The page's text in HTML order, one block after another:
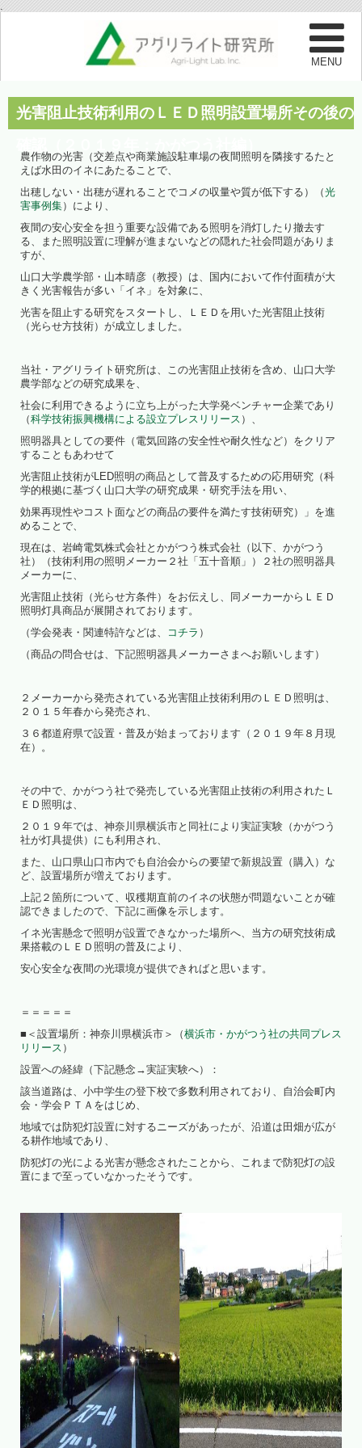
.
光害阻止技術利用のＬＥＤ照明設置場所その後の
農作物の光害（交差点や商業施設駐車場の夜間照明を隣接するたと
えば水田のイネにあたることで、
出穂しない・出穂が遅れることでコメの収量や質が低下する）（光
害事例集）により、
夜間の安心安全を担う重要な設備である照明を消灯したり撤去す
る、また照明設置に理解が進まないなどの隠れた社会問題がありま
すが、
山口大学農学部・山本晴彦（教授）は、国内において作付面積が大
きく光害報告が多い「イネ」を対象に、
光害を阻止する研究をスタートし、ＬＥＤを用いた光害阻止技術
（光らせ方技術）が成立しました。
当社・アグリライト研究所は、この光害阻止技術を含め、山口大学
農学部などの研究成果を、
社会に利用できるように立ち上がった大学発ベンチャー企業であり
（科学技術振興機構による設立プレスリリース ）、
照明器具としての要件（電気回路の安全性や耐久性など）をクリア
することもあわせて
光害阻止技術がLED照明の商品として普及するための応用研究（科
学的根拠に基づく山口大学の研究成果・研究手法を用い、
効果再現性やコスト面などの商品の要件を満たす技術研究）」を進
めることで、
現在は、岩崎電気株式会社とかがつう株式会社（以下、かがつう
社）（技術利用の照明メーカー２社「五十音順」）２社の照明器具
メーカーに、
光害阻止技術（光らせ方条件）をお伝えし、同メーカーからＬＥＤ
照明灯具商品が展開されております。
（学会発表・関連特許などは、
コチラ ）
（商品の問合せは、下記照明器具メーカーさまへお願いします）
２メーカーから発売されている光害阻止技術利用のＬＥＤ照明は、
２０１５年春から発売され、
３６都道府県で設置・普及が始まっております（２０１９年８月現
在）。
その中で、かがつう社で発売している光害阻止技術の利用されたＬ
ＥＤ照明は、
２０１９年では、神奈川県横浜市と同社により実証実験（かがつう
社が灯具提供）にも利用され、
また、山口県山口市内でも自治会からの要望で新規設置（購入）な
ど、設置場所が増えております。
上記２箇所について、収穫期直前のイネの状態が問題ないことが確
認できましたので、下記に画像を示します。
イネ光害懸念で照明が設置できなかった場所へ、当方の研究技術成
果搭載のＬＥＤ照明の普及により、
安心安全な夜間の光環境が提供できればと思います。
＝＝＝＝＝
■＜設置場所：神奈川県横浜市＞（横浜市・かがつう社の共同プレス
リリース ）
設置への経緯（下記懸念→実証実験へ）：
該当道路は、小中学生の登下校で多数利用されており、自治会町内
会・学会ＰＴＡをはじめ、
地域では防犯灯設置に対するニーズがあったが、沿道は田畑が広が
る耕作地域であり、
防犯灯の光による光害が懸念されたことから、これまで防犯灯の設
置にまで至っていなかったそうです。